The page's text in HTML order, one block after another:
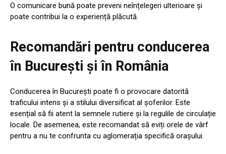
O comunicare bună poate preveni neînțelegeri ulterioare și
poate contribui la o experiență plăcută.
Recomandări pentru conducerea
în București și în România
Conducerea în București poate fi o provocare datorită
traficului intens și a stilului diversificat al șoferilor. Este
esențial să fii atent la semnele rutiere și la regulile de circulație
locale. De asemenea, este recomandat să eviți orele de vârf
pentru a nu te confrunta cu aglomerația specifică orașului.